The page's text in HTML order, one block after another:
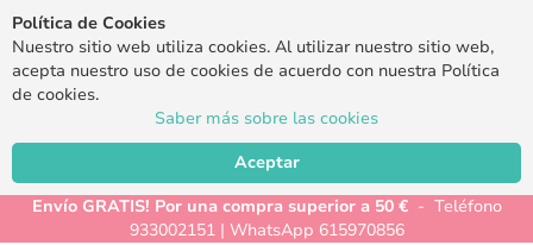
Política de Cookies
Nuestro sitio web utiliza cookies. Al utilizar nuestro sitio web,
acepta nuestro uso de cookies de acuerdo con nuestra Política
de cookies.
Saber más sobre las cookies
Aceptar
Envío GRATIS! Por una compra superior a 50 €- Teléfono
933002151 | WhatsApp 615970856